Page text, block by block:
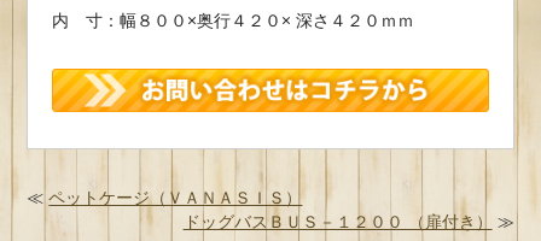
内 寸：幅８００×奥行４２０× 深さ４２０ｍｍ
≪ペットケージ（ＶＡＮＡＳＩＳ）
ドッグバスＢＵＳ－１２００ （扉付き）
≫